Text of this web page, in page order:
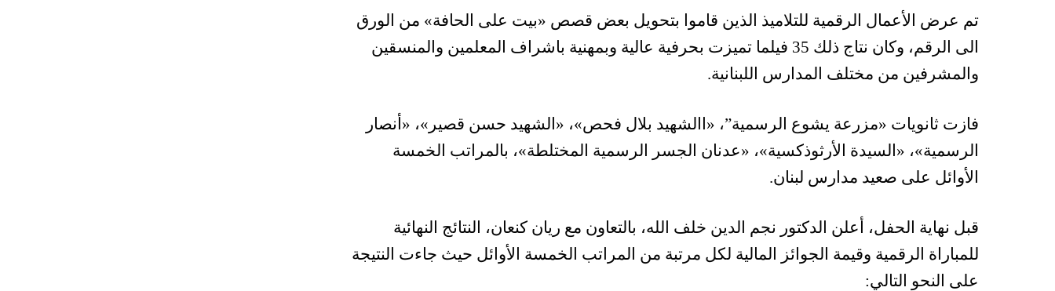
تم عرض الأعمال الرقمية للتلاميذ الذين قاموا بتحويل بعض قصص «بيت على الحافة» من الورق
الى الرقم، وكان نتاج ذلك 35 فيلما تميزت بحرفية عالية وبمهنية باشراف المعلمين والمنسقين
والمشرفين من مختلف المدارس اللبنانية.
فازت ثانويات «مزرعة يشوع الرسمية”، «االشهيد بلال فحص»، «الشهيد حسن قصير»، «أنصار
الرسمية»، «السيدة الأرثوذكسية»، «عدنان الجسر الرسمية المختلطة»، بالمراتب الخمسة
الأوائل على صعيد مدارس لبنان.
قبل نهاية الحفل، أعلن الدكتور نجم الدين خلف الله، بالتعاون مع ريان كنعان، النتائج النهائية
للمباراة الرقمية وقيمة الجوائز المالية لكل مرتبة من المراتب الخمسة الأوائل حيث جاءت النتيجة
على النحو التالي: